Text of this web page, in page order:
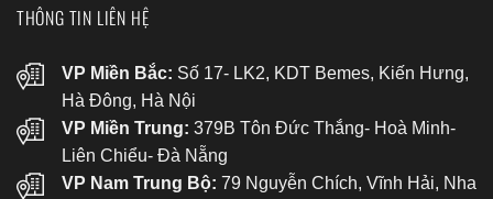
THÔNG TIN LIÊN HỆ
VP Miền Bắc: Số 17- LK2, KDT Bemes, Kiến Hưng,
Hà Đông, Hà Nội
VP Miền Trung: 379B Tôn Đức Thắng- Hoà Minh-
Liên Chiểu- Đà Nẵng
VP Nam Trung Bộ: 79 Nguyễn Chích, Vĩnh Hải, Nha